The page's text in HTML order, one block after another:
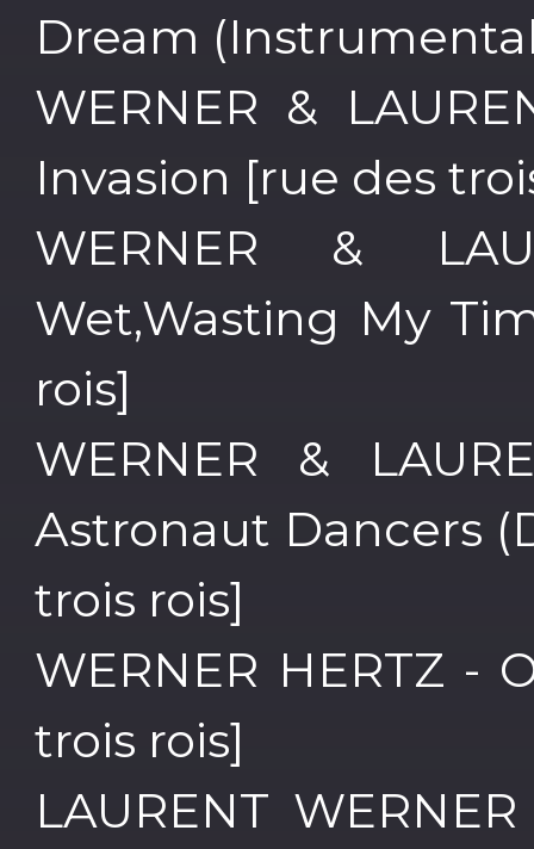
Dream
WERNER &
Invasion [rue des
WERNER &
Wet,Wasting My
rois]
WERNER &
Astronaut Dancers
trois rois]
WERNER HERTZ -
trois rois]
LAURENT